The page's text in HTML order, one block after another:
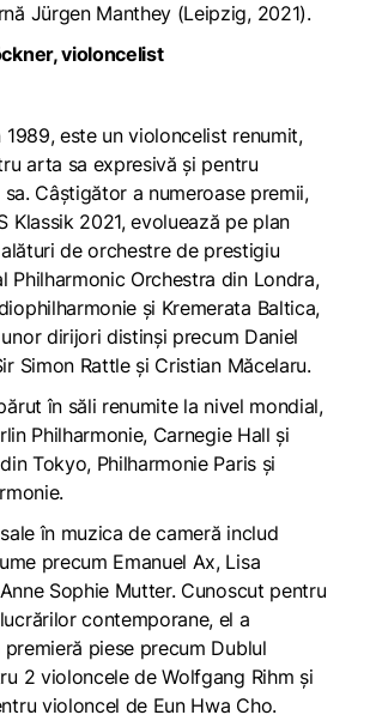
Jürgen Manthey (Leipzig, 2021).
violoncelist
1989, este un violoncelist renumit,
arta sa expresivă și pentru
Câștigător a numeroase premii,
Klassik 2021, evoluează pe plan
de orchestre de prestigiu
Philharmonic Orchestra din Londra,
și Kremerata Baltica,
dirijori distinși precum Daniel
Simon Rattle și Cristian Măcelaru.
în săli renumite la nivel mondial,
Philharmonie, Carnegie Hall și
Tokyo, Philharmonie Paris și
în muzica de cameră includ
precum Emanuel Ax, Lisa
Sophie Mutter. Cunoscut pentru
contemporane, el a
piese precum Dublul
2 violoncele de Wolfgang Rihm și
violoncel de Eun Hwa Cho.